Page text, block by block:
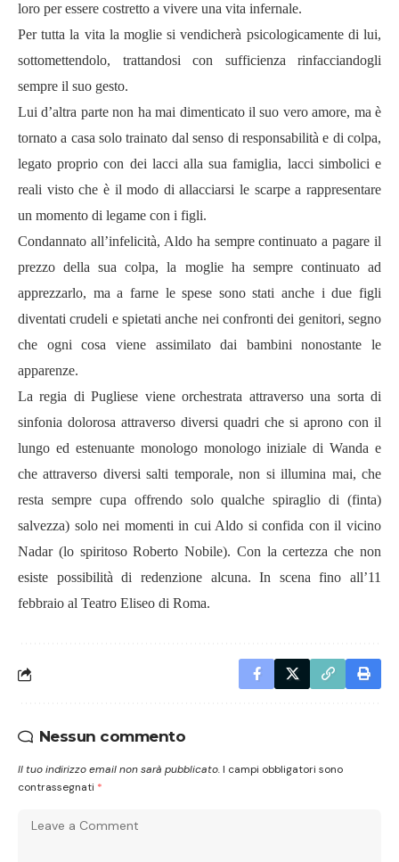
loro per essere costretto a vivere una vita infernale.
Per tutta la vita la moglie si vendicherà psicologicamente di lui,
sottomettendolo, trattandosi con sufficienza rinfacciandogli
sempre il suo gesto.
Luid’altra parte non ha mai dimenticato il suo vero amore, ma è
tornato a casa solotrainato dal senso di responsabilitàe di colpa,
legato proprio con dei lacci alla sua famiglia, lacci simbolici e
reali visto che è il modo di allacciarsi le scarpe a rappresentare
un momento di legame con i figli.
Condannato all’infelicità, Aldo ha sempre continuato a pagare il
prezzo della sua colpa,
la moglie ha sempre continuato ad
apprezzarlo, ma a farne le spese sono stati anche i due figli
diventati crudeli e spietati anche nei confronti dei genitori, segno
che ogni cosa viene assimilato dai bambini nonostante le
apparenze.
La regia di Pugliese viene orchestrata attraverso una sorta di
sinfonia dolorosa attraverso diversi quadri che si aprono con il
lungo ed estenuante monologo monologo iniziale di Wanda e
che attraverso diversi salti temporale, non si illumina mai, che
resta sempre cupa offrendo solo qualche spiraglio di (finta)
salvezza) solo nei momenti in cui Aldo si confida con il vicino
Nadar (lo spiritoso Roberto Nobile). Con la certezza che non
esiste possibilitàdi redenzione alcuna. In scena fino all’11
febbraio al Teatro Eliseo di Roma.
Nessun commento
Il tuo indirizzo email non sarà pubblicato. I campi obbligatori sono
contrassegnati *